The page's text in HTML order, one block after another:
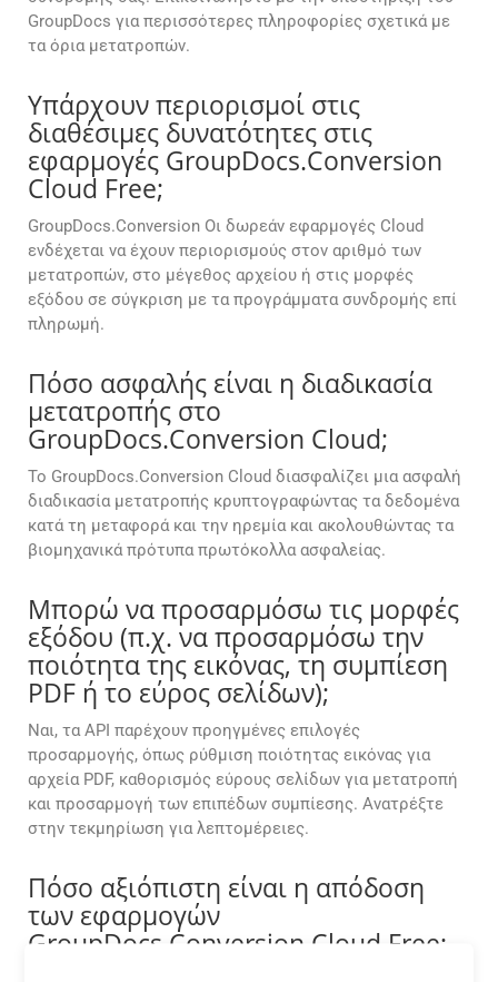
GroupDocs για περισσότερες πληροφορίες σχετικά με
τα όρια μετατροπών.
Υπάρχουν περιορισμοί στις
διαθέσιμες δυνατότητες στις
εφαρμογές GroupDocs.Conversion
Cloud Free;
GroupDocs.Conversion Οι δωρεάν εφαρμογές Cloud
ενδέχεται να έχουν περιορισμούς στον αριθμό των
μετατροπών, στο μέγεθος αρχείου ή στις μορφές
εξόδου σε σύγκριση με τα προγράμματα συνδρομής επί
πληρωμή.
Πόσο ασφαλής είναι η διαδικασία
μετατροπής στο
GroupDocs.Conversion Cloud;
Το GroupDocs.Conversion Cloud διασφαλίζει μια ασφαλή
διαδικασία μετατροπής κρυπτογραφώντας τα δεδομένα
κατά τη μεταφορά και την ηρεμία και ακολουθώντας τα
βιομηχανικά πρότυπα πρωτόκολλα ασφαλείας.
Μπορώ να προσαρμόσω τις μορφές
εξόδου (π.χ. να προσαρμόσω την
ποιότητα της εικόνας, τη συμπίεση
PDF ή το εύρος σελίδων);
Ναι, τα API παρέχουν προηγμένες επιλογές
προσαρμογής, όπως ρύθμιση ποιότητας εικόνας για
αρχεία PDF, καθορισμός εύρους σελίδων για μετατροπή
και προσαρμογή των επιπέδων συμπίεσης. Ανατρέξτε
στην τεκμηρίωση για λεπτομέρειες.
Πόσο αξιόπιστη είναι η απόδοση
των εφαρμογών
GroupDocs.Conversion Cloud Free;